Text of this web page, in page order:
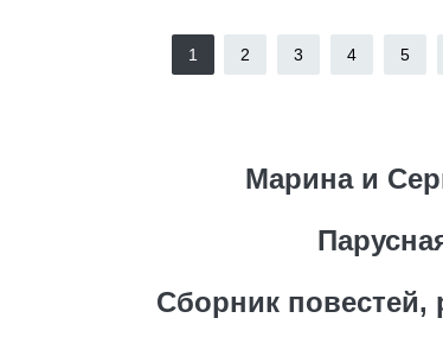
1 2 3 4 5
Марина и
Сборник повестей,